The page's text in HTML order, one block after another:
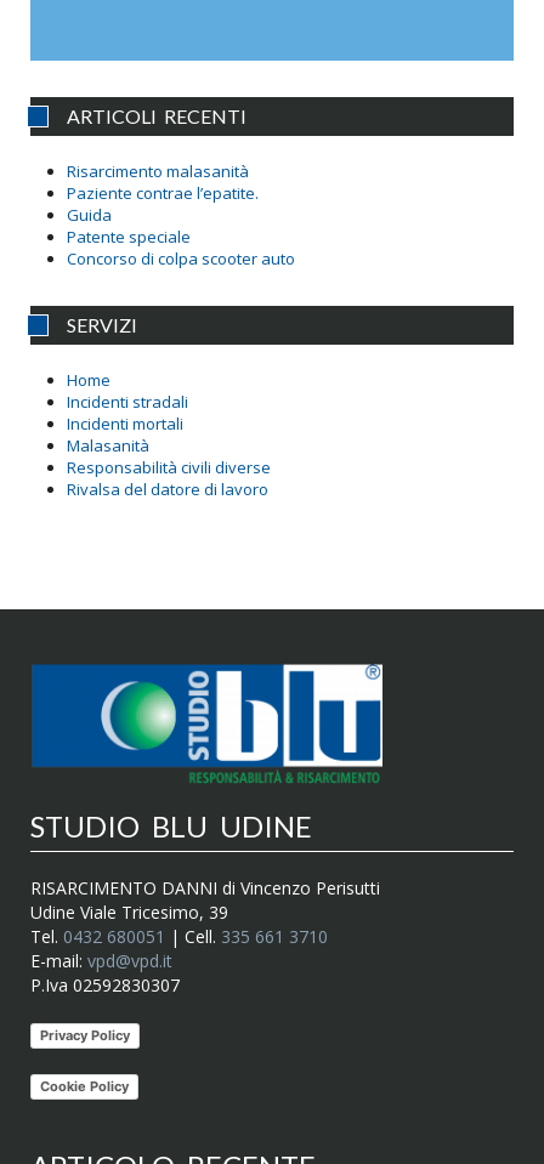
ARTICOLI RECENTI
Risarcimento malasanità
Paziente contrae l’epatite.
Guida
Patente speciale
Concorso di colpa scooter auto
SERVIZI
Home
Incidenti stradali
Incidenti mortali
Malasanità
Responsabilità civili diverse
Rivalsa del datore di lavoro
STUDIO BLU UDINE
RISARCIMENTO DANNI di Vincenzo Perisutti
Udine Viale Tricesimo, 39
Tel. 0432 680051 | Cell. 335 661 3710
E-mail: vpd@vpd.it
P.Iva 02592830307
Privacy Policy
Cookie Policy